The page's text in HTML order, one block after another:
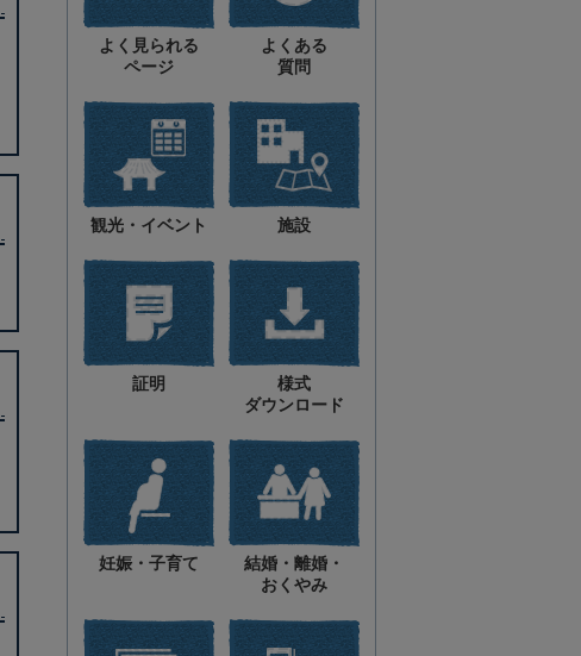
よく見られる
ページ
よくある
質問
観光・イベント 施設
証明
様式
ダウンロード
妊娠・子育て
結婚・離婚・
おくやみ